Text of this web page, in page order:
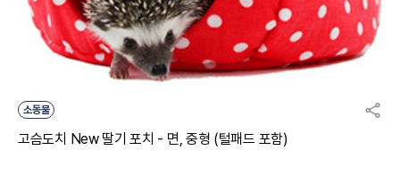
소동물
고슴도치 New 딸기 포치 - 면, 중형 (털패드 포함)